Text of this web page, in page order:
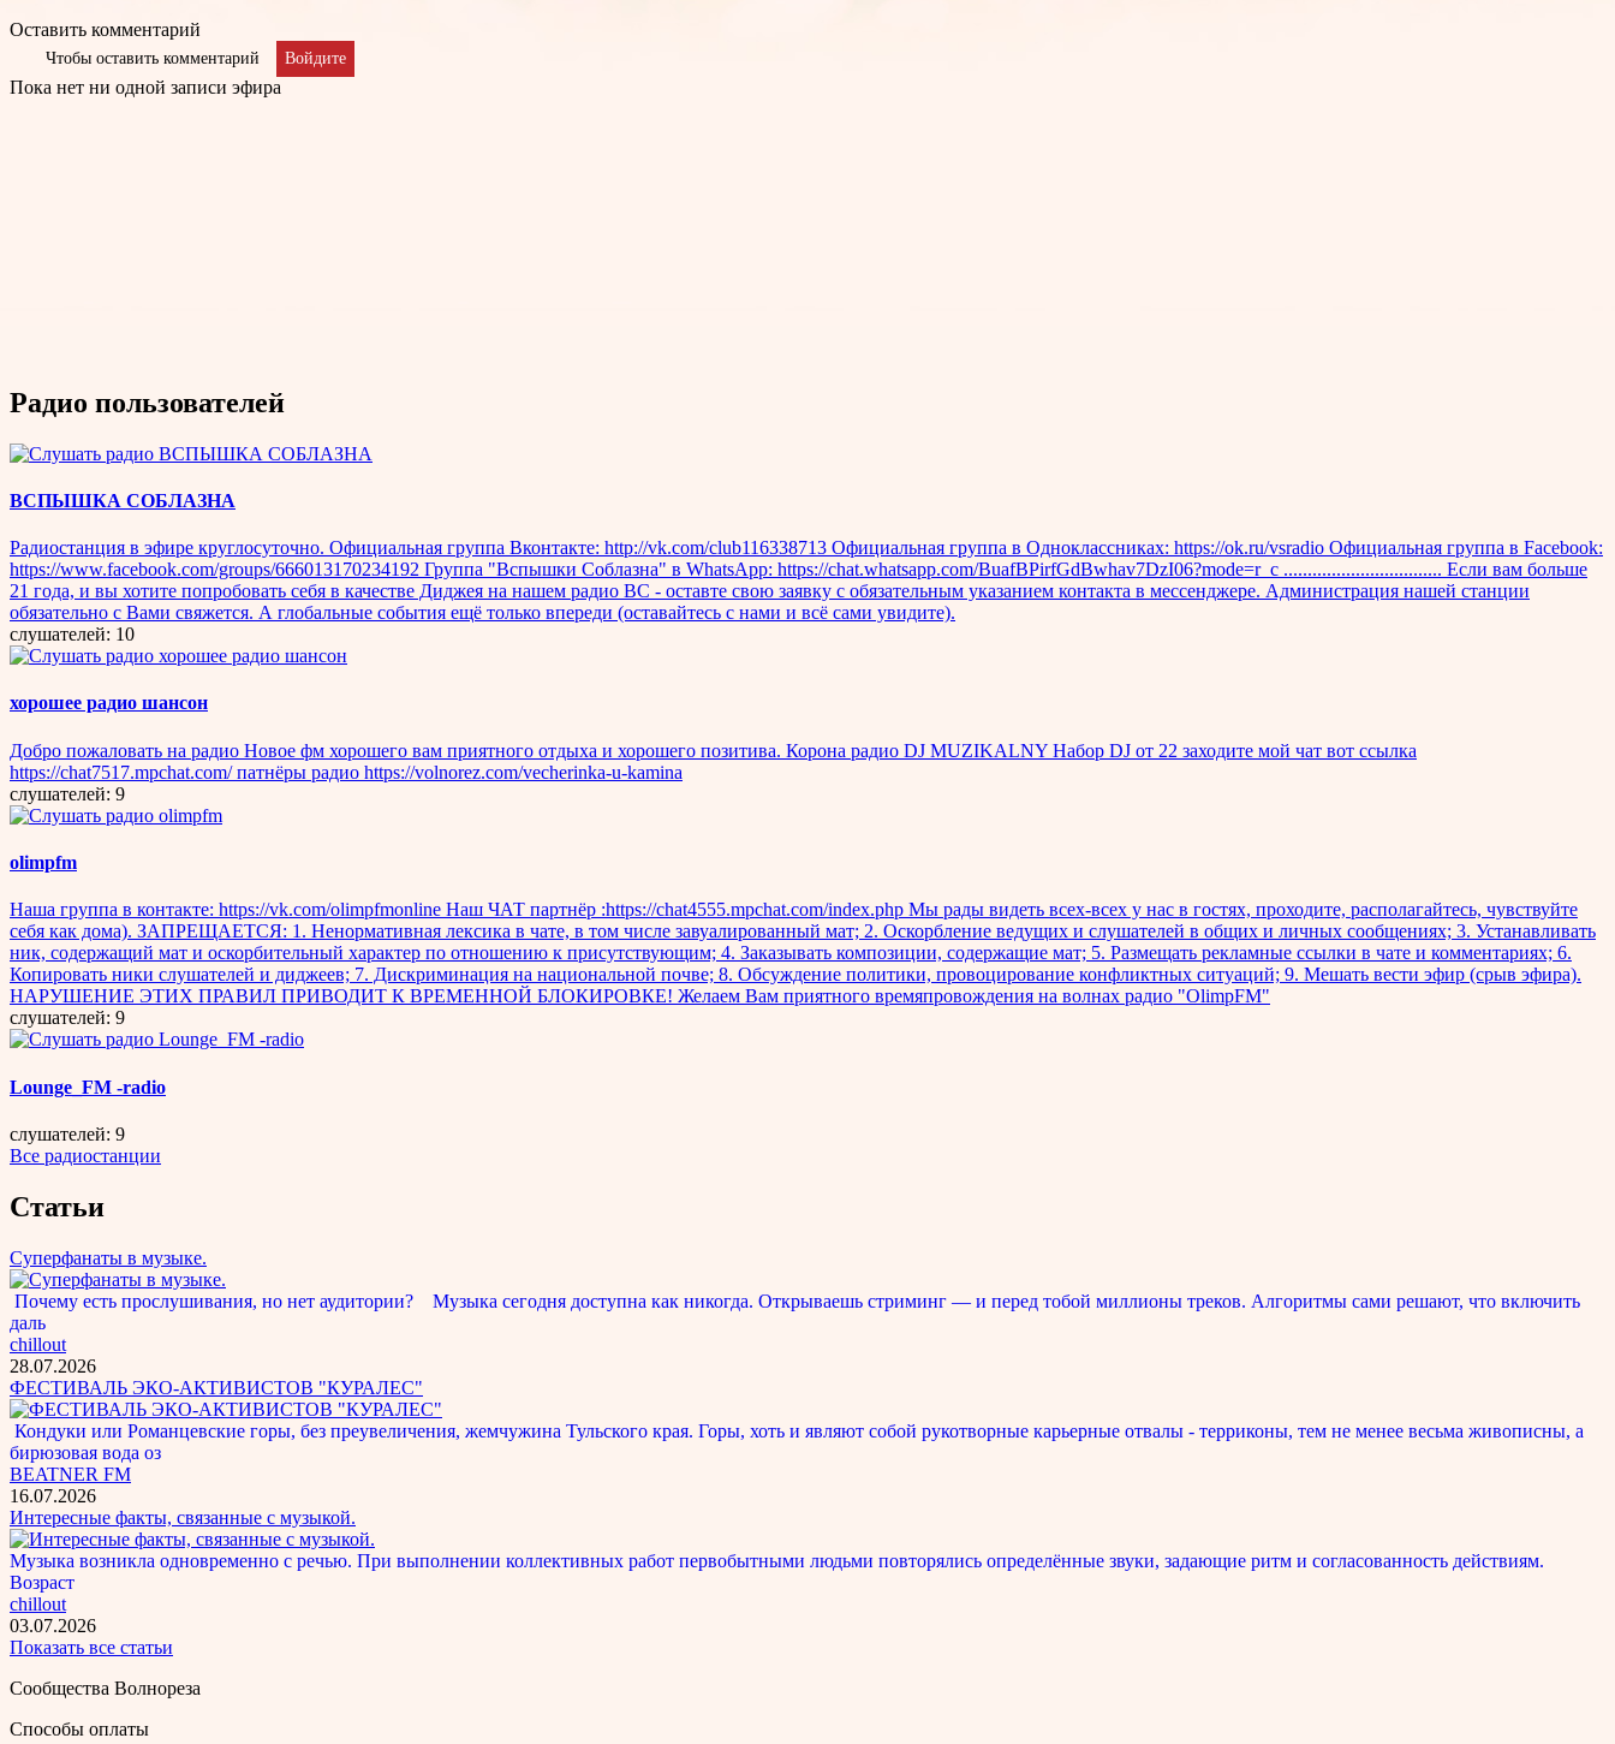
Оставить комментарий
Чтобы оставить комментарий Войдите
Пока нет ни одной записи эфира
Радио пользователей
ВСПЫШКА СОБЛАЗНА
Радиостанция в эфире круглосуточно. Официальная группа Вконтакте: http://vk.com/club116338713 Официальная группа в Одноклассниках: https://ok.ru/vsradio Официальная группа в Facebook:
https://www.facebook.com/groups/666013170234192 Группа "Вспышки Соблазна" в WhatsApp: https://chat.whatsapp.com/BuafBPirfGdBwhav7DzI06?mode=r_c ................................. Если вам больше
21 года, и вы хотите попробовать себя в качестве Диджея на нашем радио ВС - оставте свою заявку с обязательным указанием контакта в мессенджере. Администрация нашей станции
обязательно с Вами свяжется. А глобальные события ещё только впереди (оставайтесь с нами и всё сами увидите).
слушателей: 10
хорошее радио шансон
Добро пожаловать на радио Новое фм хорошего вам приятного отдыха и хорошего позитива. Корона радио DJ MUZIKALNY Набор DJ от 22 заходите мой чат вот ссылка
https://chat7517.mpchat.com/ патнёры радио https://volnorez.com/vecherinka-u-kamina
слушателей: 9
olimpfm
Наша группа в контакте: https://vk.com/olimpfmonline Наш ЧАТ партнёр :https://chat4555.mpchat.com/index.php Мы рады видеть всех-всех у нас в гостях, проходите, располагайтесь, чувствуйте
себя как дома). ЗАПРЕЩАЕТСЯ: 1. Ненормативная лексика в чате, в том числе завуалированный мат; 2. Оскорбление ведущих и слушателей в общих и личных сообщениях; 3. Устанавливать
ник, содержащий мат и оскорбительный характер по отношению к присутствующим; 4. Заказывать композиции, содержащие мат; 5. Размещать рекламные ссылки в чате и комментариях; 6.
Копировать ники слушателей и диджеев; 7. Дискриминация на национальной почве; 8. Обсуждение политики, провоцирование конфликтных ситуаций; 9. Мешать вести эфир (срыв эфира).
НАРУШЕНИЕ ЭТИХ ПРАВИЛ ПРИВОДИТ К ВРЕМЕННОЙ БЛОКИРОВКЕ! Желаем Вам приятного времяпровождения на волнах радио "OlimpFM"
слушателей: 9
Lounge_FM -radio
слушателей: 9
Все радиостанции
Статьи
Суперфанаты в музыке.
Почему есть прослушивания, но нет аудитории? Музыка сегодня доступна как никогда. Открываешь стриминг — и перед тобой миллионы треков. Алгоритмы сами решают, что включить
даль
chillout
28.07.2026
ФЕСТИВАЛЬ ЭКО-АКТИВИСТОВ "КУРАЛЕС"
Кондуки или Романцевские горы, без преувеличения, жемчужина Тульского края. Горы, хоть и являют собой рукотворные карьерные отвалы - терриконы, тем не менее весьма живописны, а
бирюзовая вода оз
BEATNER FM
16.07.2026
Интересные факты, связанные с музыкой.
Музыка возникла одновременно с речью. При выполнении коллективных работ первобытными людьми повторялись определённые звуки, задающие ритм и согласованность действиям.
Возраст
chillout
03.07.2026
Показать все статьи
Сообщества Волнореза
Способы оплаты